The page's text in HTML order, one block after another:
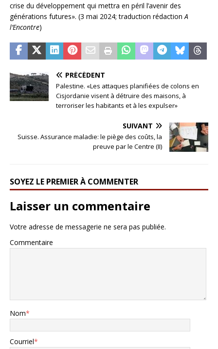
crise du développement qui mettra en péril l’avenir des
générations futures». (3 mai 2024; traduction rédaction A
l’Encontre)
PRÉCÉDENT
Palestine. «Les attaques planifiées de colons en
Cisjordanie visent à détruire des maisons, à
terroriser les habitants et à les expulser»
SUIVANT
Suisse. Assurance maladie: le piège des coûts, la
preuve par le Centre (II)
SOYEZ LE PREMIER À COMMENTER
Laisser un commentaire
Votre adresse de messagerie ne sera pas publiée.
Commentaire
Nom*
Courriel*